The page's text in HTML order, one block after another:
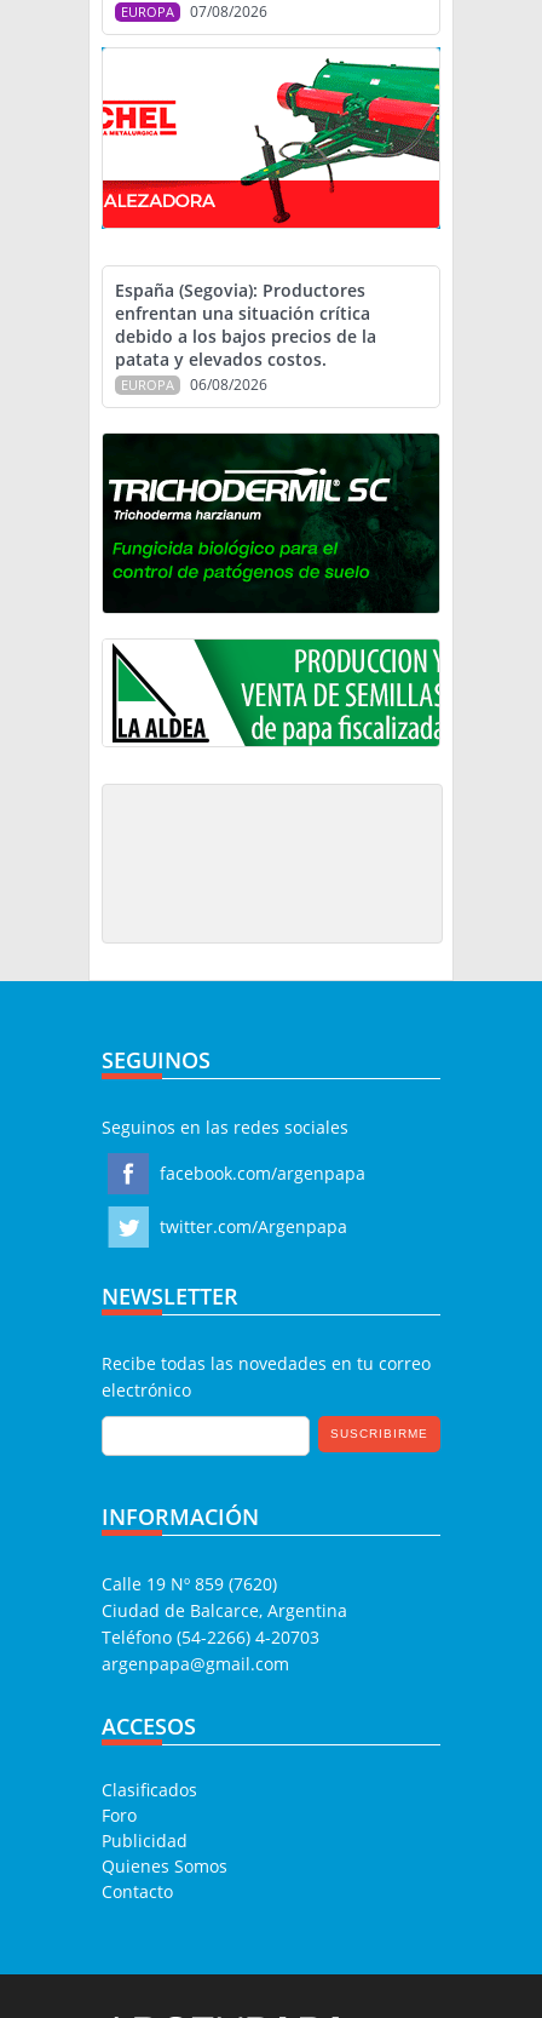
EUROPA 07/08/2026
España (Segovia): Productores
enfrentan una situación crítica
debido a los bajos precios de la
patata y elevados costos.
EUROPA 06/08/2026
SEGUINOS
Seguinos en las redes sociales
facebook.com/argenpapa
twitter.com/Argenpapa
NEWSLETTER
Recibe todas las novedades en tu correo
electrónico
INFORMACIÓN
Calle 19 Nº 859 (7620)
Ciudad de Balcarce, Argentina
Teléfono (54-2266) 4-20703
argenpapa@gmail.com
ACCESOS
Clasificados
Foro
Publicidad
Quienes Somos
Contacto